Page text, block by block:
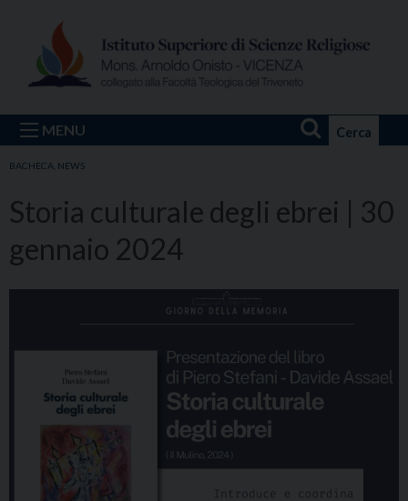
Cerca
MENU
BACHECA NEWS
Storia culturale degli ebrei | 30
gennaio 2024